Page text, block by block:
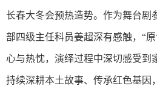
长春大冬会预热造势。作为舞台剧
部四级主任科员姜超深有感触，“
心与热忱，演绎过程中深切感受到
持续深耕本土故事、传承红色基因